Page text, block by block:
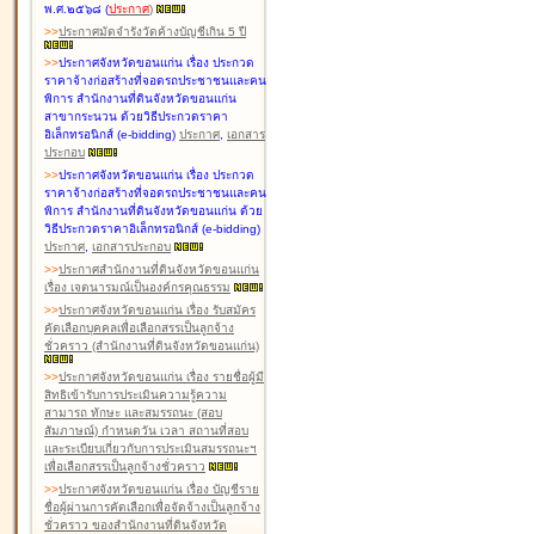
พ.ศ.๒๕๖๘ (ประกาศ)
>>ประกาศมัดจำรังวัดค้างบัญชีเกิน 5 ปี
>>ประกาศจังหวัดขอนแก่น เรื่อง ประกวด
ราคาจ้างก่อสร้างที่จอดรถประชาชนและคน
พิการ สำนักงานที่ดินจังหวัดขอนแก่น
สาขากระนวน ด้วยวิธีประกวดราคา
อิเล็กทรอนิกส์ (e-bidding) ประกาศ, เอกสาร
ประกอบ
>>ประกาศจังหวัดขอนแก่น เรื่อง ประกวด
ราคาจ้างก่อสร้างที่จอดรถประชาชนและคน
พิการ สำนักงานที่ดินจังหวัดขอนแก่น ด้วย
วิธีประกวดราคาอิเล็กทรอนิกส์ (e-bidding)
ประกาศ, เอกสารประกอบ
>>ประกาศสำนักงานที่ดินจังหวัดขอนแก่น
เรื่อง เจตนารมณ์เป็นองค์กรคุณธรรม
>>ประกาศจังหวัดขอนแก่น เรื่อง รับสมัคร
คัดเลือกบุคคลเพื่อเลือกสรรเป็นลูกจ้าง
ชั่วคราว (สำนักงานที่ดินจังหวัดขอนแก่น)
>>ประกาศจังหวัดขอนแก่น เรื่อง รายชื่อผู้มี
สิทธิเข้ารับการประเมินความรู้ความ
สามารถ ทักษะ และสมรรถนะ (สอบ
สัมภาษณ์) กำหนดวัน เวลา สถานที่สอบ
และระเบียบเกี่ยวกับการประเมินสมรรถนะฯ
เพื่อเลือกสรรเป็นลูกจ้างชั่วคราว
>>ประกาศจังหวัดขอนแก่น เรื่อง บัญชีราย
ชื่อผู้ผ่านการคัดเลือกเพื่อจัดจ้างเป็นลูกจ้าง
ชั่วคราว ของสำนักงานที่ดินจังหวัด